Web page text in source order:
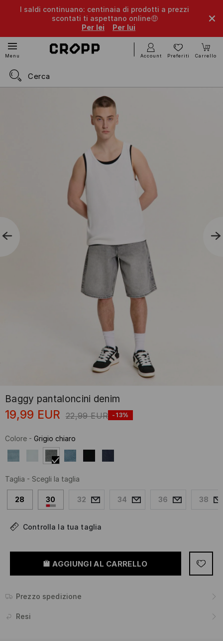
I saldi continuano: centinaia di prodotti a prezzi
scontati ti aspettano online🤑
Per lei
Per lui
Menu Account Preferiti Carrello
Baggy pantaloncini denim
19,99 EUR 22,99 EUR -13%
Colore - Grigio chiaro
Taglia - Scegli la taglia
28 30 32 34 36 38
Controlla la tua taglia
AGGIUNGI AL CARRELLO
Prezzo spedizione
Resi